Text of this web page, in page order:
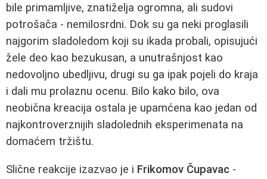
bile primamljive, znatiželja ogromna, ali sudovi
potrošača - nemilosrdni. Dok su ga neki proglasili
najgorim sladoledom koji su ikada probali, opisujući
žele deo kao bezukusan, a unutrašnjost kao
nedovoljno ubedljivu, drugi su ga ipak pojeli do kraja
i dali mu prolaznu ocenu. Bilo kako bilo, ova
neobična kreacija ostala je upamćena kao jedan od
najkontroverznijih sladolednih eksperimenata na
domaćem tržištu.
Slične reakcije izazvao je i Frikomov Čupavac -